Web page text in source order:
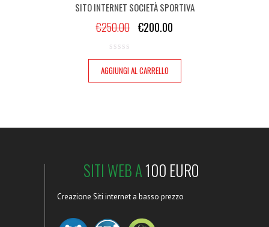
SITO INTERNET SOCIETÀ SPORTIVA
€250.00 €200.00
AGGIUNGI AL CARRELLO
SITI WEB A100 EURO
Creazione Siti internet a basso prezzo